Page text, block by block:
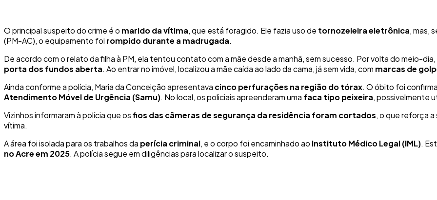
O principal suspeito do crime é o marido da vítima, que está foragido. Ele fazia uso de tornozeleira eletrônica, mas,
(PM-AC), o equipamento foi rompido durante a madrugada.
De acordo com o relato da filha à PM, ela tentou contato com a mãe desde a manhã, sem sucesso. Por volta do meio-
porta dos fundos aberta. Ao entrar no imóvel, localizou a mãe caída ao lado da cama, já sem vida, com marcas de
Ainda conforme a polícia, Maria da Conceição apresentava cinco perfurações na região do tórax. O óbito foi
Atendimento Móvel de Urgência (Samu). No local, os policiais apreenderam uma faca tipo peixeira, possivelmente
Vizinhos informaram à polícia que osfios das câmeras de segurança da residência foram cortados, o que reforça
vítima.
A área foi isolada para os trabalhos da perícia criminal, e o corpo foi encaminhado ao Instituto Médico Legal (IML).
no Acre em 2025. A polícia segue em diligências para localizar o suspeito.